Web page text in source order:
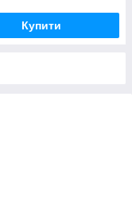
Купити